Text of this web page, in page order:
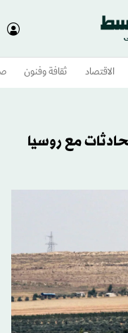
الاقتصاد ثقافة وفنون
مع روسيا